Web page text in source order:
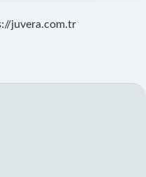
juvera.com.tr